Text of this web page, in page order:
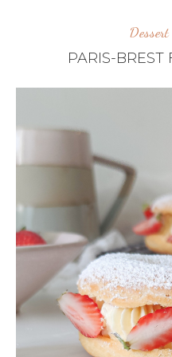
Dessert
PARIS-BREST